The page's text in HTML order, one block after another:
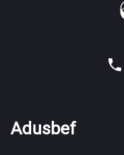
Adusbef